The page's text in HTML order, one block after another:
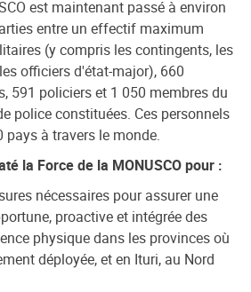
est maintenant passé à environ
entre un effectif maximum
(y compris les contingents, les
officiers d'état-major), 660
591 policiers et 1 050 membres du
police constituées. Ces personnels
pays à travers le monde.
la Force de la MONUSCO pour :
nécessaires pour assurer une
proactive et intégrée des
physique dans les provinces où
déployée, et en Ituri, au Nord